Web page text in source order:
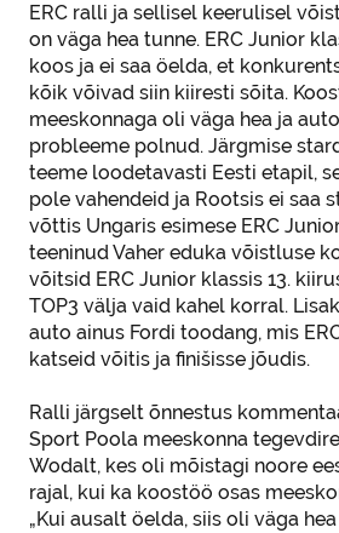
ERC ralli ja sellisel keerulisel
on väga hea tunne. ERC Junior
koos ja ei saa öelda, et
kõik võivad siin kiiresti sõita.
meeskonnaga oli väga hea ja
probleeme polnud. Järgmise
teeme loodetavasti Eesti etapil,
pole vahendeid ja Rootsis ei saa
võttis Ungaris esimese ERC
teeninud Vaher eduka võistluse
võitsid ERC Junior klassis 13.
TOP3 välja vaid kahel korral.
auto ainus Fordi toodang, mis
katseid võitis ja finišisse jõudis.
Ralli järgselt õnnestus
Sport Poola meeskonna
Wodalt, kes oli mõistagi noore
rajal, kui ka koostöö osas
„Kui ausalt öelda, siis oli väga